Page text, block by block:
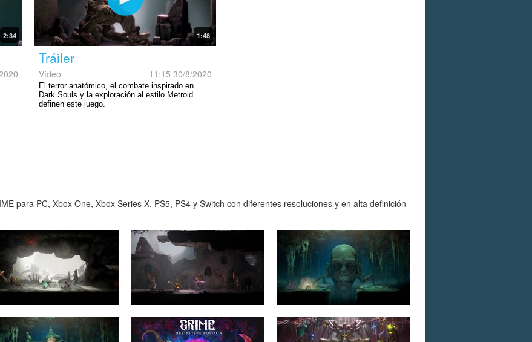
2:34 1:48
Tráiler
Vídeo 11:15 30/8/2020
El terror anatómico, el combate inspirado en
Dark Souls y la exploración al estilo Metroid
definen este juego.
para PC, Xbox One, Xbox Series X, PS5, PS4 y Switch con diferentes resoluciones y en alta definición